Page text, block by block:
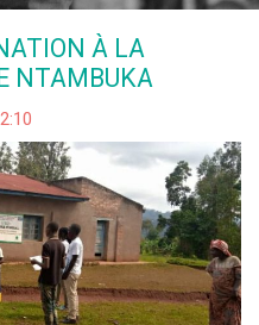
À LA
NTAMBUKA